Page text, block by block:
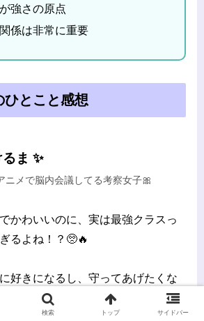
強さの原点
係は非常に重要
ひとこと感想
るま ✨
ニメで脳内会議してる考察女子🎀
かわいいのに、実は最強クラスっ
るよね！？🥺🔥
好きになるし、守ってあげたくな
検索 トップ サイドバー